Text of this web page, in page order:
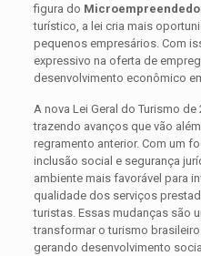
figura do
turístico, a lei cria mais
pequenos empresários. Com
expressivo na oferta de
desenvolvimento econômico
A nova Lei Geral do Turismo
trazendo avanços que vão
regramento anterior. Com um
inclusão social e segurança
ambiente mais favorável para
qualidade dos serviços
turistas. Essas mudanças são
transformar o turismo
gerando desenvolvimento